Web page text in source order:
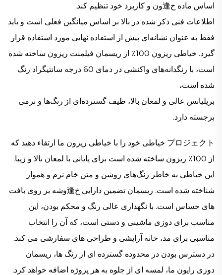
اساس ماده خ逢ون و کاربرد خود تنظیم کند.
اطلاعات فنی ذکر شده در بالا بر اساس میانگین فعلی است و باید
فقط به عنوان نشانه‌ای پیش از استفاده نهایی مورد استفاده قرار
گیرد.
خیاطی ریزون 100٪ از ریسمان فیلمنت ریزون ساخته شده
است، با رنگدانه‌های واکنشی در دمای 60 درجه سانتیگراد رنگ
شده است،
بریلیانس عالی و لمعان بالا، طیف گسترده‌ای از رنگ‌ها و نرمی
برجسته دارد.
プロジェクト خیاطی خود را با خیاطی ریزون ما ارتقاء دهید که
از 100٪ ریزون ساخته شده است
برای پایانی با لمعان بالا و زیبا.
این خیاطی به خاطر رنگ‌های روشن و متن خام نرم و هموار
شناخته شده است.
ریسمان تضمین دارایی خ逢وشه بر روی بافت
های حساس است. با نگهداری عالی رنگ و محکم بودن، این
مناسب برای دوزی ماشینی و دستی است، که آن را انتخاب
مناسبی برای مد، خانه آرایشی و طراحی های سفارشی می کند.
در دسترس بودن در محدوده گسترده ای از رنگ ها، ریسمان
دوزی رایون ما، لمسه ای از جلوه به هر پروژه اضافه خواهد کرد.